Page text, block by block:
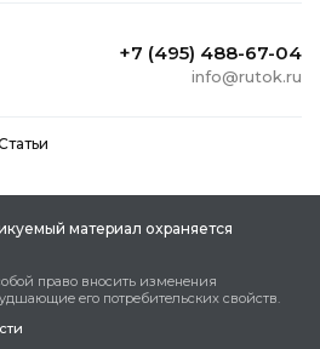
+7 (495) 488-67-04
info@rutok.ru
мaтepиaл oxpaняeтcя
пpaвo внocить измeнeния
eгo пoтpeбитeльcкиx cвoйcтв.